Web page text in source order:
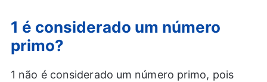
1 é considerado um número
primo?
1 não é considerado um número primo, pois